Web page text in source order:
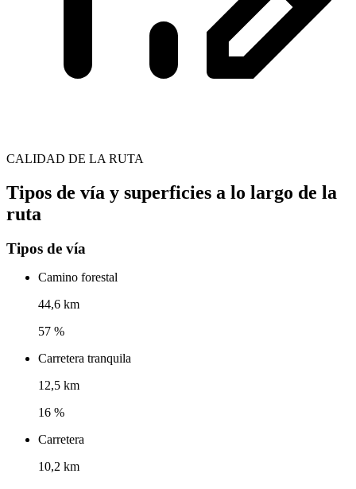
CALIDAD DE LA RUTA
Tipos de vía y superficies a lo largo de la
ruta
Tipos de vía
Camino forestal
44,6 km
57 %
Carretera tranquila
12,5 km
16 %
Carretera
10,2 km